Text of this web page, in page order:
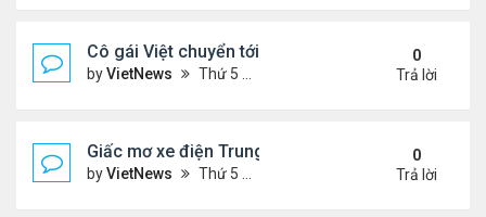
Cô gái Việt chuyển tới Nepal sống vì mê leo núi
byVietNews Thứ 5 Tháng 8 18, 2022 5:32 pm
0
Trả lời
Giấc mơ xe điện Trung Quốc: Các hãng công
byVietNews Thứ 5 Tháng 8 18, 2022 5:28 pm
0
Trả lời